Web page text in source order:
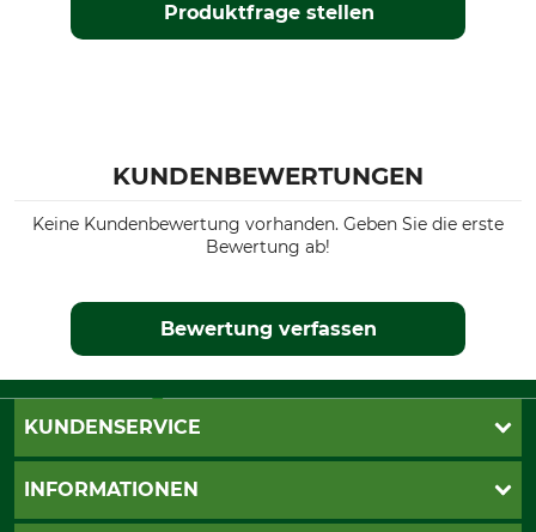
Produktfrage stellen
KUNDENBEWERTUNGEN
Keine Kundenbewertung vorhanden. Geben Sie die erste
Bewertung ab!
Bewertung verfassen
KUNDENSERVICE
Live-Shopping
INFORMATIONEN